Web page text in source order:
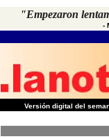
"Empezaron
-
Versión digital del